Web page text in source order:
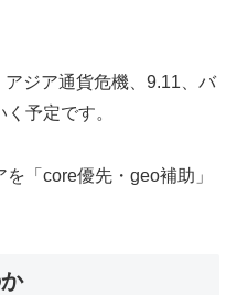
ジア通貨危機、9.11、バ
予定です。
「core優先・geo補助」